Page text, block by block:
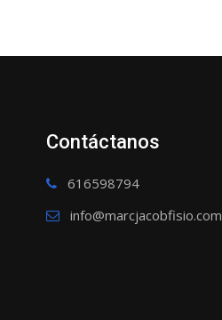
Contáctanos
616598794
info@marcjacobfisio.com